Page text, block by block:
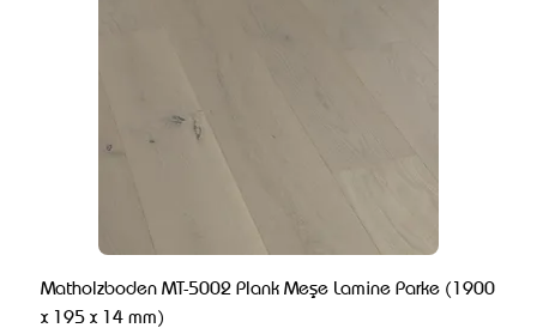
Matholzboden MT-5002 Plank Meşe Lamine Parke (1900
x 195 x 14 mm)